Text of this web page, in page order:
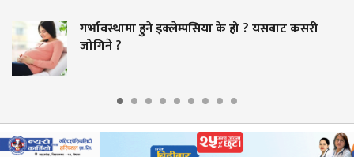
के हो ? यसबाट कसरी